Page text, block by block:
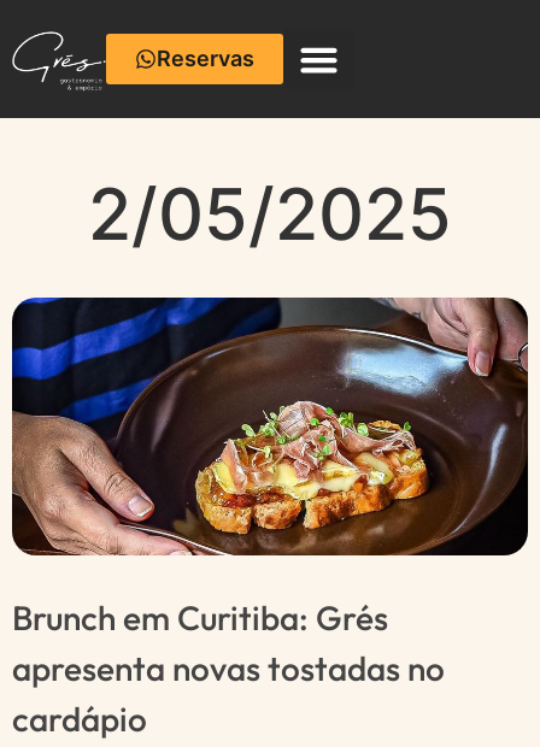
Reservas
2/05/2025
Brunch em Curitiba: Grés
apresenta novas tostadas no
cardápio